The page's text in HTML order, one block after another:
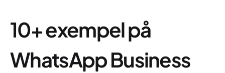
10+ exempel på
WhatsApp Business